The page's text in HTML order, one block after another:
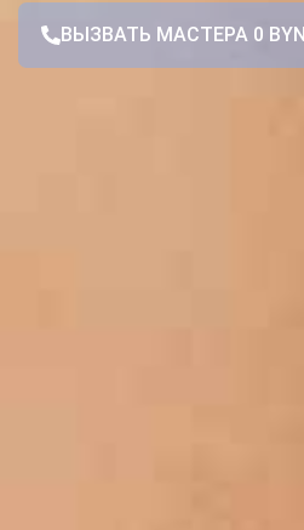
ВЫЗВАТЬ МАСТЕРА 0 BYN